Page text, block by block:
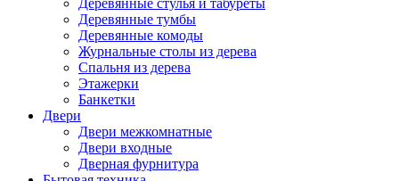
Деревянные стулья и табуреты
Деревянные тумбы
Деревянные комоды
Журнальные столы из дерева
Спальня из дерева
Этажерки
Банкетки
Двери
Двери межкомнатные
Двери входные
Дверная фурнитура